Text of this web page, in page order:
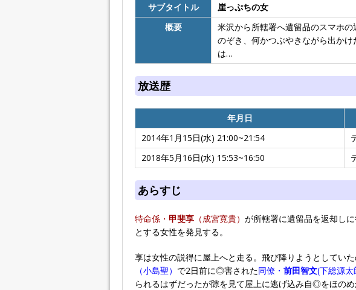
サブタイトル
崖っぷちの女
概要
米沢から所轄署へ遺留品のスマホ
のぞき、何かつぶやきながら出か
は…
放送歴
年月日
2014年1月15日(水) 21:00~21:54
2018年5月16日(水) 15:53~16:50
あらすじ
特命係・ 甲斐享 （成宮寛貴） が所轄署に遺留品を返却し
とする女性を発見する。
享は女性の説得に屋上へと走る。飛び降りようとしてい
（小島聖） で2日前に◎害された同僚・ 前田智文(下総源太
られるはずだったが隙を見て屋上に逃げ込み自◎をほのめ